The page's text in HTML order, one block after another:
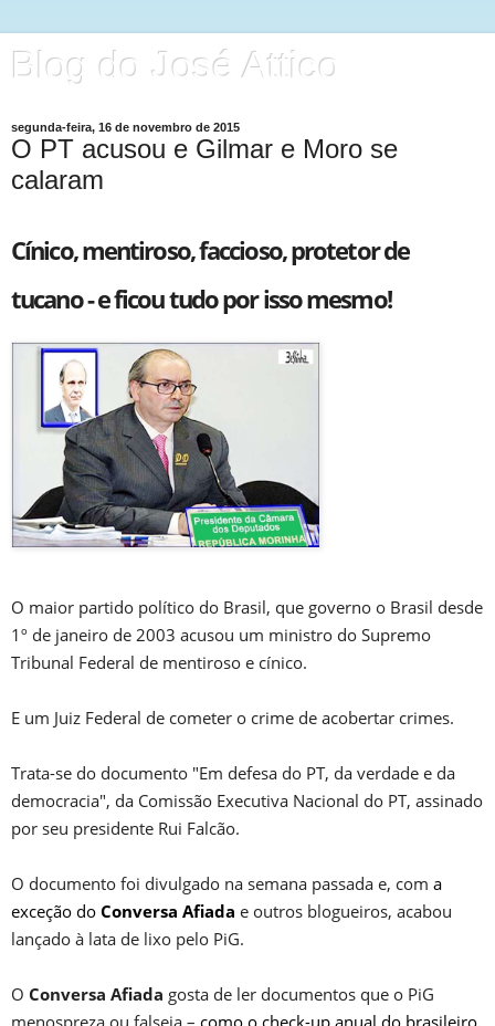
Blog do José Attico
segunda-feira, 16 de novembro de 2015
O PT acusou e Gilmar e Moro se
calaram
Cínico, mentiroso, faccioso, protetor de
tucano - e ficou tudo por isso mesmo!
O maior partido político do Brasil, que governo o Brasil desde
1º de janeiro de 2003 acusou um ministro do Supremo
Tribunal Federal de mentiroso e cínico.
E um Juiz Federal de cometer o crime de acobertar crimes.
Trata-se do documento "Em defesa do PT, da verdade e da
democracia", da Comissão Executiva Nacional do PT, assinado
por seu presidente Rui Falcão.
O documento foi divulgado na semana passada e, com a
exceção do Conversa Afiada e outros blogueiros, acabou
lançado à lata de lixo pelo PiG.
O Conversa Afiada gosta de ler documentos que o PiG